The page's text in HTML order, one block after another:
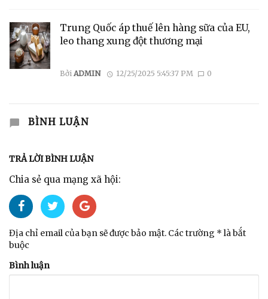
Trung Quốc áp thuế lên hàng sữa của EU,
leo thang xung đột thương mại
Bởi ADMIN 12/25/2025 5:45:37 PM 0
BÌNH LUẬN
TRẢ LỜI BÌNH LUẬN
Chia sẻ qua mạng xã hội:
Địa chỉ email của bạn sẽ được bảo mật. Các trường * là bắt
buộc
Bình luận